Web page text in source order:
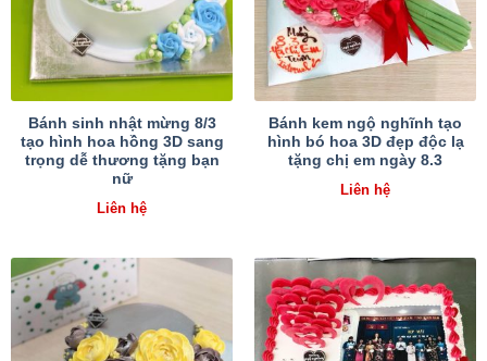
Bánh sinh nhật mừng 8/3
tạo hình hoa hồng 3D sang
trọng dễ thương tặng bạn
nữ
Liên hệ
Bánh kem ngộ nghĩnh tạo
hình bó hoa 3D đẹp độc lạ
tặng chị em ngày 8.3
Liên hệ